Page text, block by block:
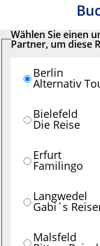
Wählen Sie einen
Partner, um diese
Berlin
Alternativ
Bielefeld
Die Reise
Erfurt
Familingo
Langwedel
Gabi´s
Malsfeld